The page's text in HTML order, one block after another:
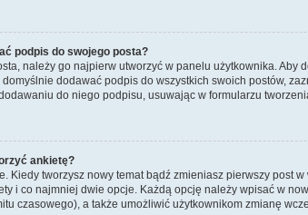
podpis do swojego posta?
należy go najpierw utworzyć w panelu użytkownika. Aby
dodawać podpis do wszystkich swoich postów,
do niego podpisu, usuwając w formularzu
ankietę?
Kiedy tworzysz nowy temat bądź zmieniasz pierwszy post
i co najmniej dwie opcje. Każdą opcję należy wpisać w
czasowego), a także umożliwić użytkownikom zmianę